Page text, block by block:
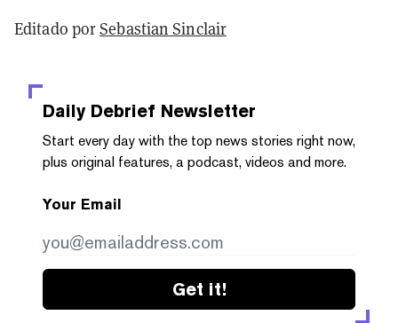
Editado porSebastian Sinclair
Daily Debrief Newsletter
Start every day with the top news stories right now,
plus original features, a podcast, videos and more.
Your Email
Get it!